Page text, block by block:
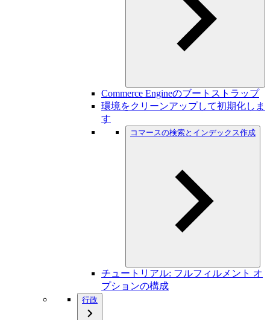
Commerce Engineのブートストラップ
環境をクリーンアップして初期化しま
す
コマースの検索とインデックス作成
チュートリアル: フルフィルメント オ
プションの構成
行政